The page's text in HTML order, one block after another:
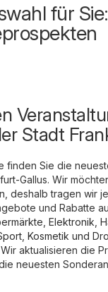
für
Stadt
finden Sie die
Gallus. Wir
deshalb tragen wir
und Rabatte
Elektronik
Kosmetik und
aktualisieren die
neuesten